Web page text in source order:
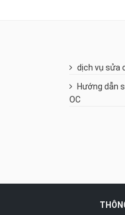
dịch vụ sửa
Hướng dẫn
OC